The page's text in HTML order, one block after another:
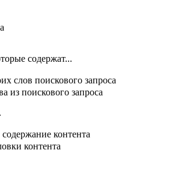
содержат...
слов поискового запроса
из поискового запроса
контента
контента